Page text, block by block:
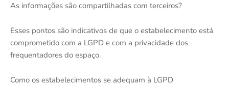
As informações são compartilhadas com terceiros?
Esses pontos são indicativos de que o estabelecimento está
comprometido com a LGPD e com a privacidade dos
frequentadores do espaço.
Como os estabelecimentos se adequam à LGPD